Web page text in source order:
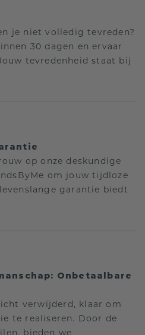
je niet volledig tevreden?
30 dagen en ervaar
tevredenheid staat bij
op onze deskundige
om jouw tijdloze
garantie biedt
Onbetaalbare
verwijderd, klaar om
te realiseren. Door de
bieden we